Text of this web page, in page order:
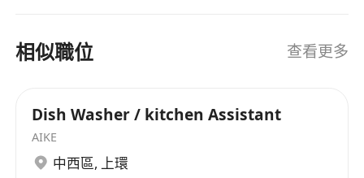
高溫蒸氣蒸煮技術，萃取出清透澄淨的高湯底座，
工藝，讓牛骨精華完全釋放，湯頭濃而不膩，清而
不淡，入口先是牛髓鮮甜，尾韻留香料回甘。 每碗
熬匠紅燒牛肉麵，都是職人手藝結晶：手工刀切寬
相似職位 查看更多
Dish Washer / kitchen Assistant
AIKE
中西區, 上環